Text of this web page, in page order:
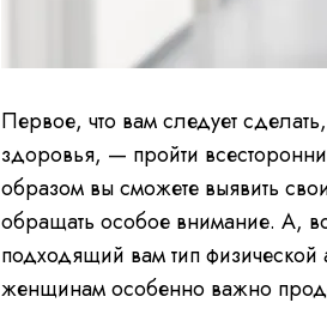
Первое, что вам следует
здоровья, — пройти
образом вы сможете выявить
обращать особое внимание. А,
подходящий вам тип физической
женщинам особенно важно